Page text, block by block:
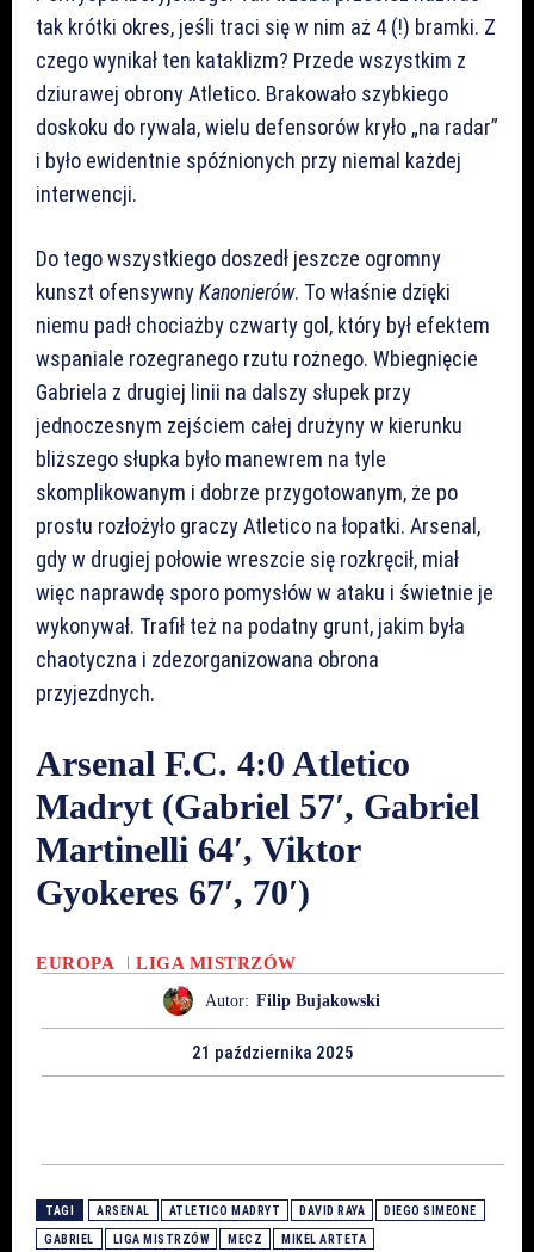
tak krótki okres, jeśli traci się w nim aż 4 (!) bramki. Z
czego wynikał ten kataklizm? Przede wszystkim z
dziurawej obrony Atletico. Brakowało szybkiego
doskoku do rywala, wielu defensorów kryło „na radar”
i było ewidentnie spóźnionych przy niemal każdej
interwencji.
Do tego wszystkiego doszedł jeszcze ogromny
kunszt ofensywnyKanonierów. To właśnie dzięki
niemu padł chociażby czwarty gol, który był efektem
wspaniale rozegranego rzutu rożnego. Wbiegnięcie
Gabriela z drugiej linii na dalszy słupek przy
jednoczesnym zejściem całej drużyny w kierunku
bliższego słupka było manewrem na tyle
skomplikowanym i dobrze przygotowanym, że po
prostu rozłożyło graczy Atletico na łopatki. Arsenal,
gdy w drugiej połowie wreszcie się rozkręcił, miał
więc naprawdę sporo pomysłów w ataku i świetnie je
wykonywał. Trafił też na podatny grunt, jakim była
chaotyczna i zdezorganizowana obrona
przyjezdnych.
Arsenal F.C. 4:0 Atletico
Madryt (Gabriel 57′, Gabriel
Martinelli 64′, Viktor
Gyokeres 67′, 70′)
EUROPA LIGA MISTRZÓW
Autor: Filip Bujakowski
21 października 2025
TAGI ARSENAL ATLETICO MADRYT DAVID RAYA DIEGO SIMEONE
GABRIEL LIGA MISTRZÓW MECZ MIKEL ARTETA